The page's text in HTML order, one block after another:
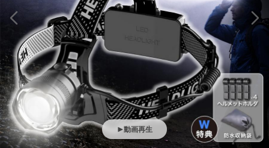
動画再生